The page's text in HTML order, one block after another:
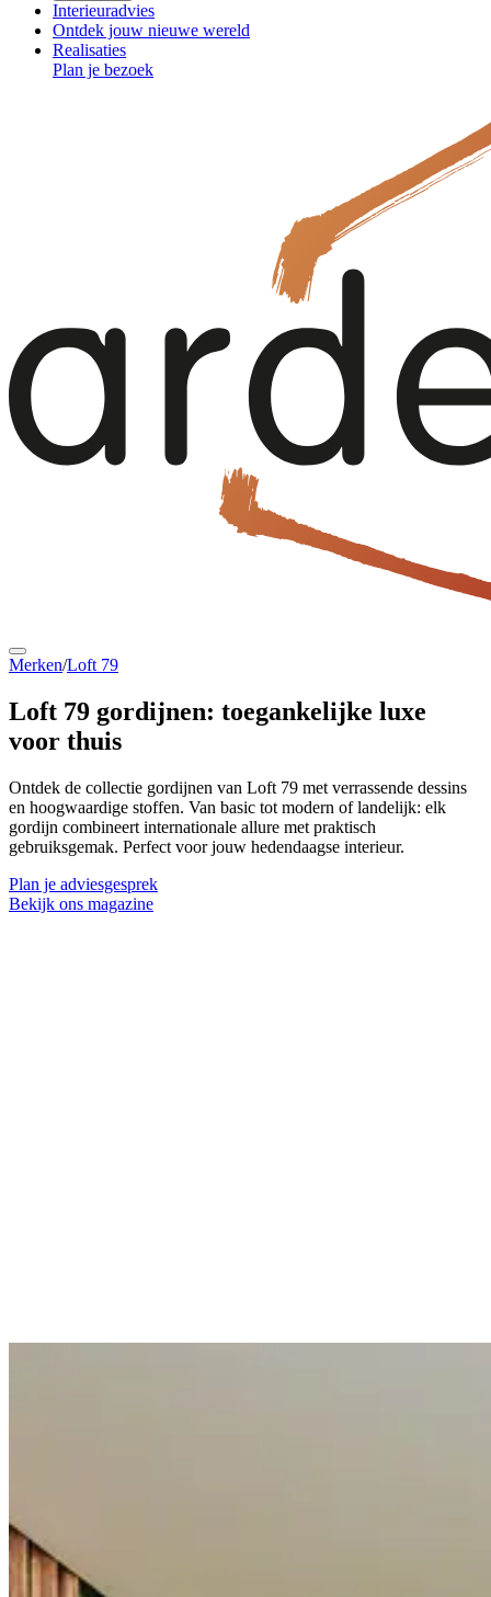
Interieuradvies
Ontdek jouw nieuwe wereld
Realisaties
Plan je bezoek
Merken/Loft 79
Loft 79 gordijnen: toegankelijke luxe
voor thuis
Ontdek de collectie gordijnen van Loft 79 met verrassende dessins
en hoogwaardige stoffen. Van basic tot modern of landelijk: elk
gordijn combineert internationale allure met praktisch
gebruiksgemak. Perfect voor jouw hedendaagse interieur.
Plan je adviesgesprek
Bekijk ons magazine